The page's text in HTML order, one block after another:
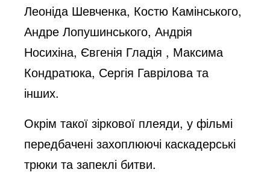
Леоніда Шевченка, Костю Камінського,
Андре Лопушинського, Андрія
Носихіна, Євгенія Гладія , Максима
Кондратюка, Сергія Гаврілова та
інших.
Окрім такої зіркової плеяди, у фільмі
передбачені захоплюючі каскадерські
трюки та запеклі битви.